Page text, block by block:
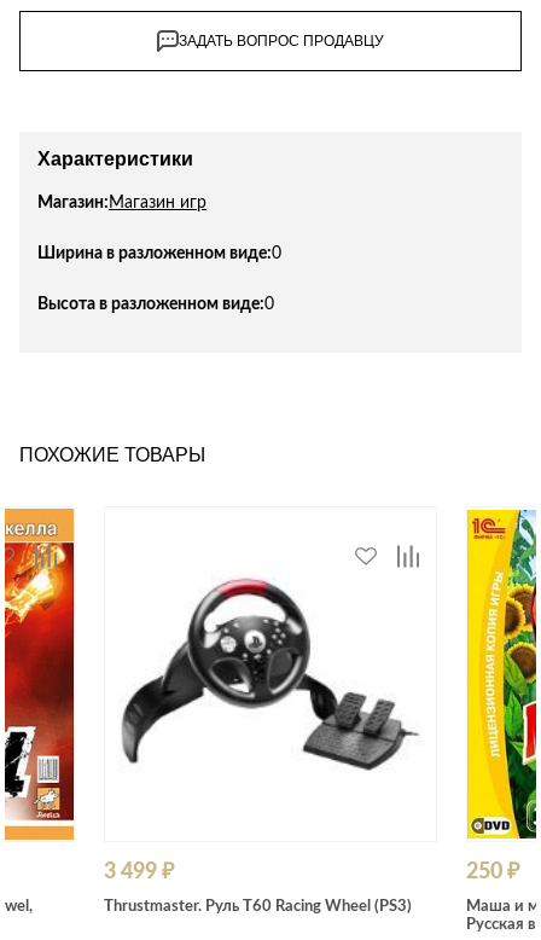
сна
Кровати
Кухонные
Лепнина
Напольные
покрытия
ЗАДАТЬ ВОПРОС ПРОДАВЦУ
Характеристики
Магазин: Магазин игр
Ширина в разложенном виде:0
Высота в разложенном виде:0
ПОХОЖИЕ ТОВАРЫ
3 499 ₽
Thrustmaster. Руль T60 Racing Wheel (PS3)
250 ₽
Маша и
Русская